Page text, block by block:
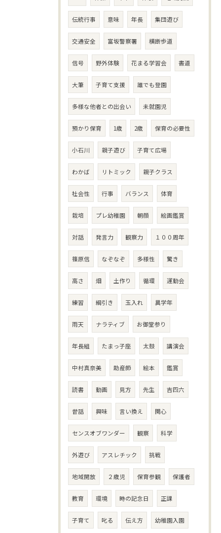
伝統行事 意味 年長 集団遊び
交通安全 富坂警察署 横断歩道
信号 野外体験 花まる学習会 書道
大筆 子育て支援 誰でも登園
多様な他者との出会い 未就園児
預かり保育 1歳 2歳 保育の必要性
小石川 親子遊び 子育て広場
わかば リトミック 親子クラス
社会性 行事 バランス 体育
栽培 プレ幼稚園 朝顔 絵画鑑賞
対話 発言力 観察力 １００周年
篠原信 なぞなぞ 多様性 驚き
高さ 畑 土作り 循環 運動会
練習 綱引き 玉入れ 異学年
雨天 ナラティブ お御堂参り
年長組 たまっ子座 太鼓 講演会
中村真奈美 助産師 絵本 鑑賞
読書 動画 見方 先生 吉四六
昔話 興味 言い換え 関心
センスオブワンダー 観察 科学
外遊び アスレチック 挑戦
地域開放 ２歳児 保育参観 保護者
教育 環境 時の記念日 正課
子育て 叱る 伝え方 幼稚園入園